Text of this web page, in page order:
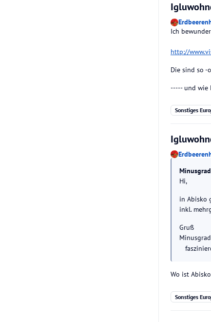
Ich
http://
Die sind so -
----- und wie
Sonstiges
Minusgrad
Hi,
in Abisko
inkl.
Gruß
Wo ist
Sonstiges